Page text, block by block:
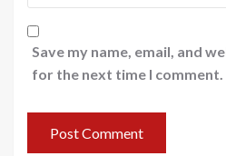
Save my name, email, and
for the next time I comment.